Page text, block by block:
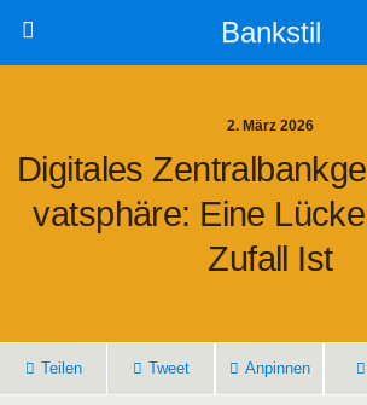
Bankstil
2. März 2026
Digi­ta­les
Vat­sphä­re: Eine
Zufall Ist
Tei­len Tweet Anpin­nen